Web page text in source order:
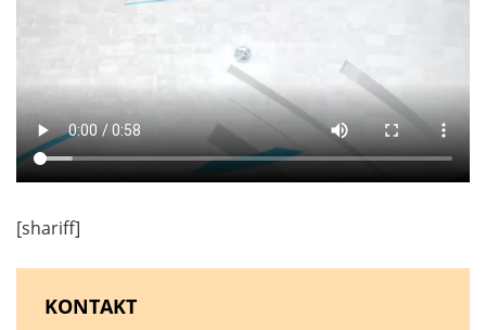
[shariff]
KONTAKT